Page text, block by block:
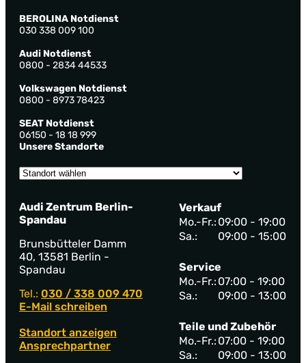
BEROLINA Notdienst
030 338 009 100
Audi Notdienst
0800 - 2834 44533
Volkswagen Notdienst
0800 - 8973 78423
SEAT Notdienst
06150 - 18 18 999
Unsere Standorte
Audi Zentrum Berlin-
Spandau
Brunsbütteler Damm
40, 13581 Berlin -
Spandau
Tel.: 030 / 338 009 470
E-Mail schreiben
Standort anzeigen
Ansprechpartner
Verkauf
Mo.-Fr.: 09:00 - 19:00
Sa.:
09:00 - 15:00
Service
Mo.-Fr.: 07:00 - 19:00
Sa.:
09:00 - 13:00
Teile und Zubehör
Mo.-Fr.: 07:00 - 19:00
Sa.:
09:00 - 13:00